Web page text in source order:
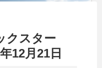
クスター
12月21日